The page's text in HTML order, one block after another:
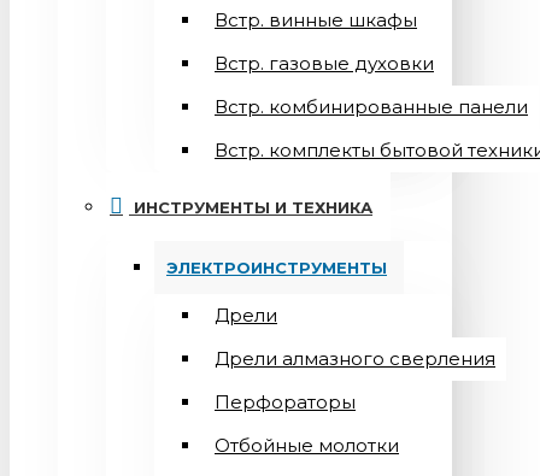
Встр. винные шкафы
Встр. газовые духовки
Встр. комбинированные панели
Встр. комплекты бытовой
ИНСТРУМЕНТЫ И ТЕХНИКА
ЭЛЕКТРОИНСТРУМЕНТЫ
Дрели
Дрели алмазного сверления
Перфораторы
Отбойные молотки